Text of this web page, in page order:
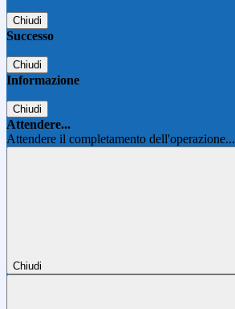
Chiudi
Successo
Chiudi
Informazione
Chiudi
Attendere...
Attendere il completamento dell'operazione...
Chiudi